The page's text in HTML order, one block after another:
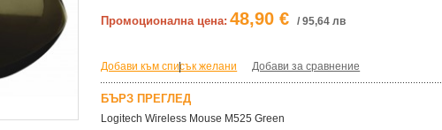
Промоционална цена: 48,90 € / 95,64 лв
Добави към списък желани
| Добави за сравнение
БЪРЗ ПРЕГЛЕД
Logitech Wireless Mouse M525 Green